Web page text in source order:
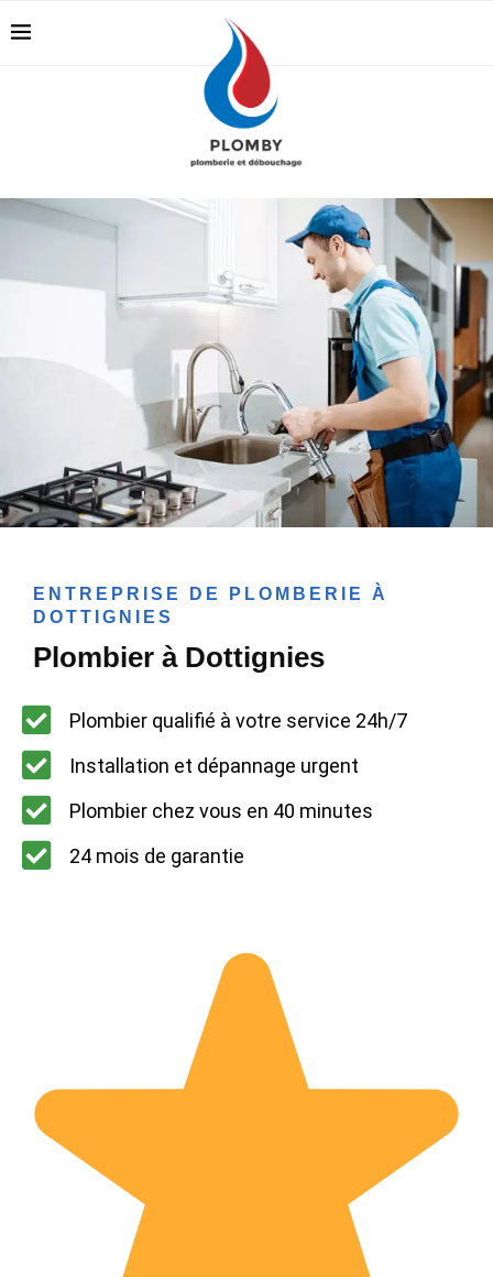
ENTREPRISE DE PLOMBERIE À
DOTTIGNIES
Plombier à Dottignies
Plombier qualifié à votre service 24h/7
Installation et dépannage urgent
Plombier chez vous en 40 minutes
24 mois de garantie